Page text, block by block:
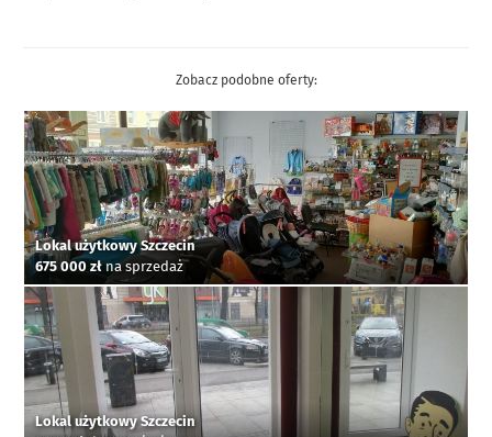
Zobacz podobne oferty:
Lokal użytkowy Szczecin
675 000 złna sprzedaż
Lokal użytkowy Szczecin